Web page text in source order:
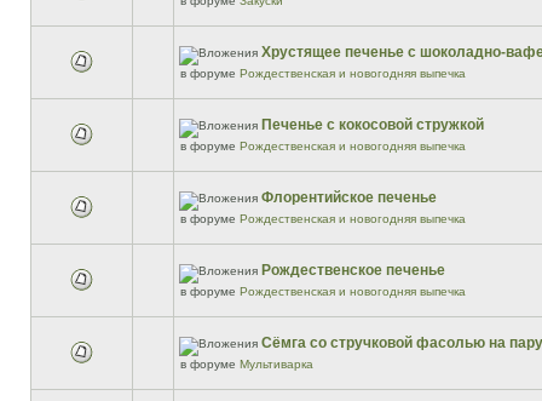
Хрустящее печенье с шоколадно-
в форуме Рождественская и новогодняя выпечка
Печенье с кокосовой стружкой
в форуме Рождественская и новогодняя выпечка
Флорентийское печенье
в форуме Рождественская и новогодняя выпечка
Рождественское печенье
в форуме Рождественская и новогодняя выпечка
Сёмга со стручковой фасолью на пару
в форуме Мультиварка